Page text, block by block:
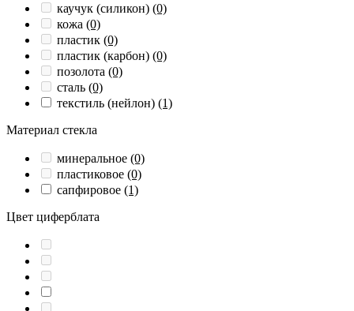
каучук (силикон) (0)
кожа (0)
пластик (0)
пластик (карбон) (0)
позолота (0)
сталь (0)
текстиль (нейлон) (1)
Материал стекла
минеральное (0)
пластиковое (0)
сапфировое (1)
Цвет циферблата